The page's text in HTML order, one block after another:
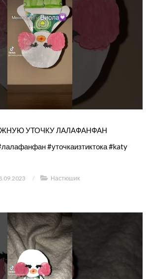
УТОЧКУ ЛАЛАФАНФАН
#уточкаизтиктока #katy
/ Настюшик